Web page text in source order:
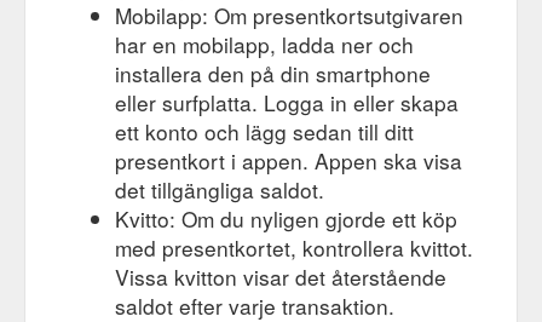
Mobilapp: Om presentkortsutgivaren
har en mobilapp, ladda ner och
installera den på din smartphone
eller surfplatta. Logga in eller skapa
ett konto och lägg sedan till ditt
presentkort i appen. Appen ska visa
det tillgängliga saldot.
Kvitto: Om du nyligen gjorde ett köp
med presentkortet, kontrollera kvittot.
Vissa kvitton visar det återstående
saldot efter varje transaktion.